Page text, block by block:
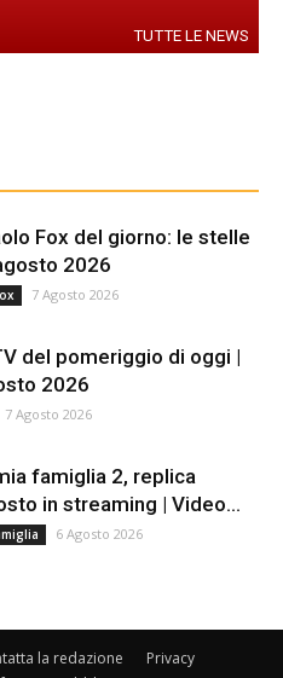
TUTTE LE NEWS
Fox del giorno: le stelle
2026
7 Agosto 2026
del pomeriggio di oggi |
2026
7 Agosto 2026
famiglia 2, replica
in streaming | Video...
6 Agosto 2026
la redazione
Privacy